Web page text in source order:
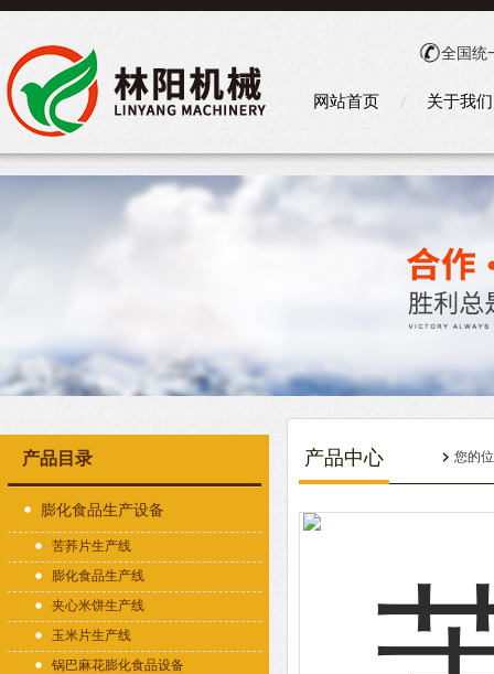
全国统
网站首页 关于我们
产品目录
膨化食品生产设备
苦荞片生产线
膨化食品生产线
夹心米饼生产线
玉米片生产线
锅巴麻花膨化食品设备
产品中心 您的